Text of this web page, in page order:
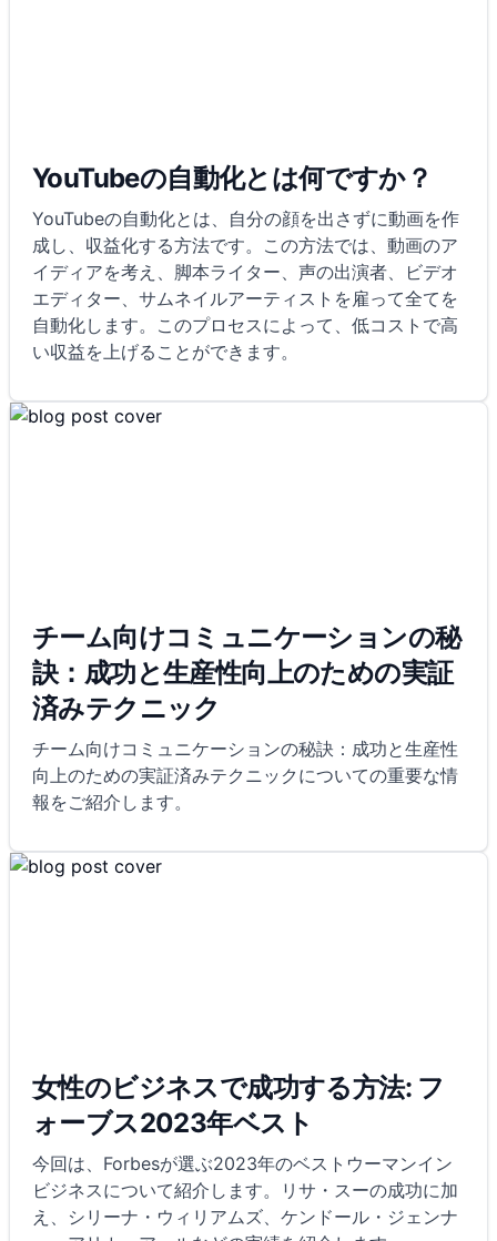
YouTubeの自動化とは何ですか？
YouTubeの自動化とは、自分の顔を出さずに動画を作
成し、収益化する方法です。この方法では、動画のア
イディアを考え、脚本ライター、声の出演者、ビデオ
エディター、サムネイルアーティストを雇って全てを
自動化します。このプロセスによって、低コストで高
い収益を上げることができます。
チーム向けコミュニケーションの秘
訣：成功と生産性向上のための実証
済みテクニック
チーム向けコミュニケーションの秘訣：成功と生産性
向上のための実証済みテクニックについての重要な情
報をご紹介します。
女性のビジネスで成功する方法: フ
ォーブス2023年ベスト
今回は、Forbesが選ぶ2023年のベストウーマンイン
ビジネスについて紹介します。リサ・スーの成功に加
え、シリーナ・ウィリアムズ、ケンドール・ジェンナ